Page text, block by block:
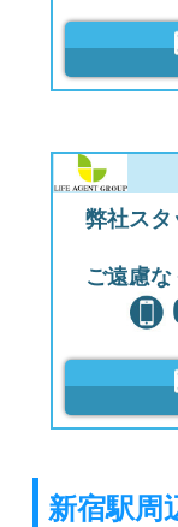
弊社スタ
ご遠慮な
新宿駅周